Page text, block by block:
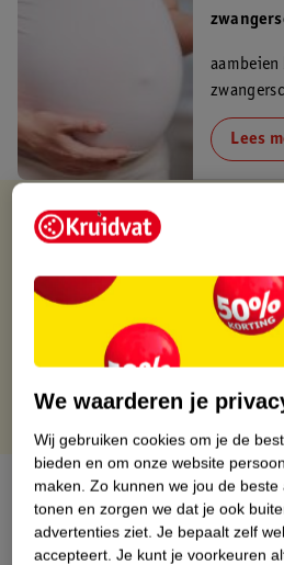
Lees
Verkocht en verstuurd door
Gratis thuisbezorgd
Gratis retourneren via
Gratis punten met je Kruidvat kaart
Over dit product
Productinformatie
We waarderen je
Wij gebruiken cookies om je de
bieden en om onze website
maken. Zo kunnen we jou de
tonen en zorgen we dat je ook
advertenties ziet. Je bepaalt zelf
accepteert. Je kunt je voorkeuren